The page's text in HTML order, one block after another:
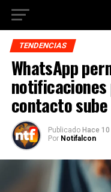
TENDENCIAS
WhatsApp
notificaciones
contacto
Publicado Hace
Por Notifalcon